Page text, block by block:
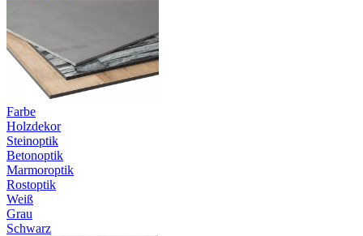
Farbe
Holzdekor
Steinoptik
Betonoptik
Marmoroptik
Rostoptik
Weiß
Grau
Schwarz